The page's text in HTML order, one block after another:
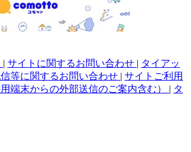
| サイトに関するお問い合わせ | タイアッ
等に関するお問い合わせ | サイトご利用
端末からの外部送信のご案内含む） | タ